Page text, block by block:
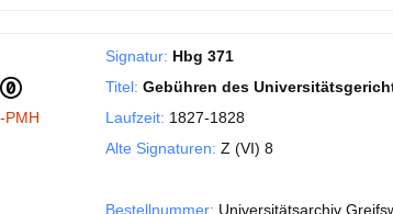
PMH
Signatur: Hbg 371
Titel: Gebühren des
Laufzeit: 1827-1828
Alte Signaturen: Z (VI) 8
Bestellnummer: Universitätsarchiv